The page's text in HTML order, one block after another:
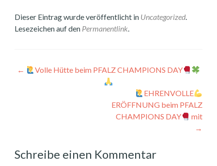
Dieser Eintrag wurde veröffentlicht in Uncategorized.
Lesezeichen auf den Permanentlink.
Beitragsnavigation
← Volle Hütte beim PFALZ CHAMPIONS DAY
EHRENVOLLE
ERÖFFNUNG beim PFALZ
CHAMPIONS DAY
mit
→
Schreibe einen Kommentar